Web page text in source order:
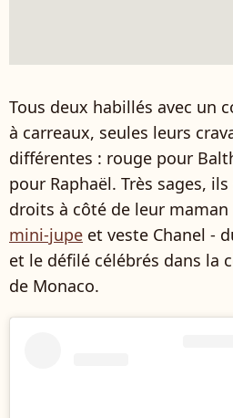
Tous deux habillés avec un
à carreaux, seules leurs
différentes : rouge pour
pour Raphaël. Très sages,
droits à côté de leur
mini-jupe et veste Chanel -
et le défilé célébrés dans la
de Monaco.